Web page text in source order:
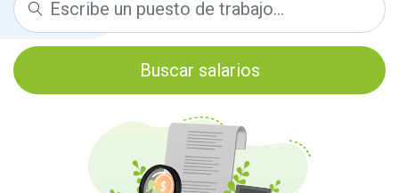
Buscar salarios